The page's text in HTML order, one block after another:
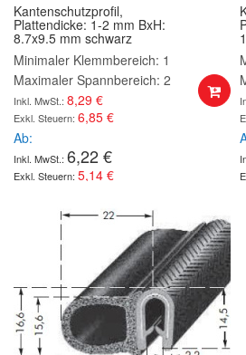
Kantenschutzprofil,
Plattendicke: 1-2 mm BxH:
8.7x9.5 mm schwarz
Minimaler Klemmbereich: 1
Maximaler Spannbereich: 2
8,29 €
6,85 €
Ab
6,22 €
5,14 €